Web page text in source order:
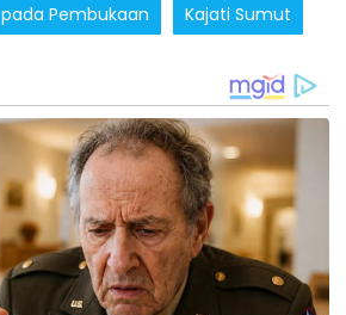
pada Pembukaan Kajati Sumut